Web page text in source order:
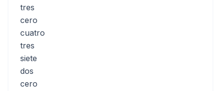
tres
cero
cuatro
tres
siete
dos
cero